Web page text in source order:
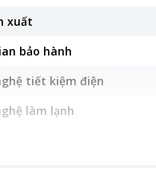
xuất
bảo hành
tiết kiệm điện
làm lạnh